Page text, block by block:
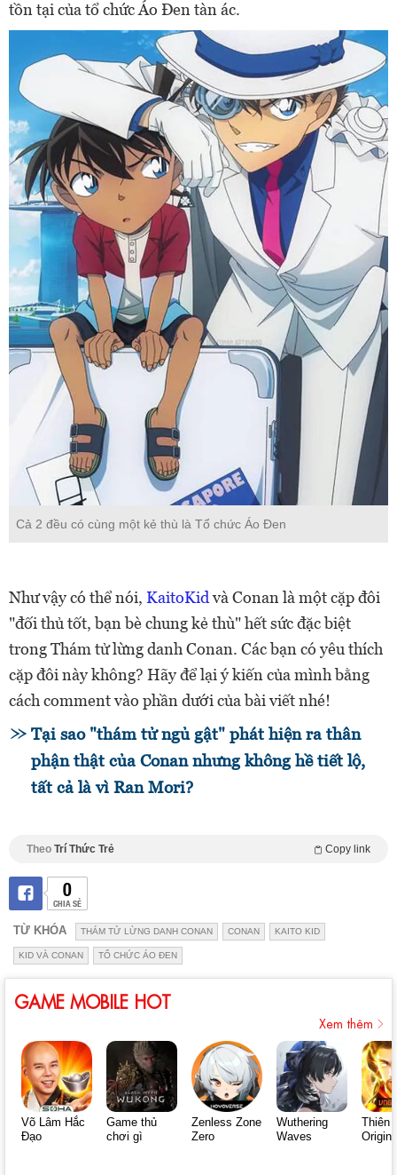
tồn tại của tổ chức Áo Đen tàn ác.
Cả 2 đều có cùng một kẻ thù là Tổ chức Áo Đen
Như vậy có thể nói, KaitoKidvà Conan là một cặp đôi
"đối thủ tốt, bạn bè chung kẻ thù" hết sức đặc biệt
trong Thám tử lừng danh Conan. Các bạn có yêu thích
cặp đôi này không? Hãy để lại ý kiến của mình bằng
cách comment vào phần dưới của bài viết nhé!
Tại sao "thám tử ngủ gật" phát hiện ra thân
phận thật của Conan nhưng không hề tiết lộ,
tất cả là vì Ran Mori?
Theo Trí Thức Trẻ Copy link
0
CHIA SẺ
TỪ KHÓA THÁM TỬ LỪNG DANH CONAN CONAN KAITO KID
KID VÀ CONAN TỔ CHỨC ÁO ĐEN
GAME MOBILE HOT
Xem thêm
Võ Lâm Hắc
Đạo
Game thủ
chơi gì
Zenless Zone
Zero
Wuthering
Waves
Thiên
Origin